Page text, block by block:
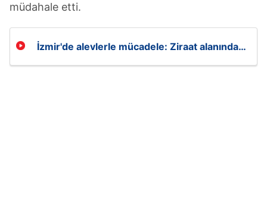
müdahale etti.
İzmir'de alevlerle mücadele: Ziraat alanında